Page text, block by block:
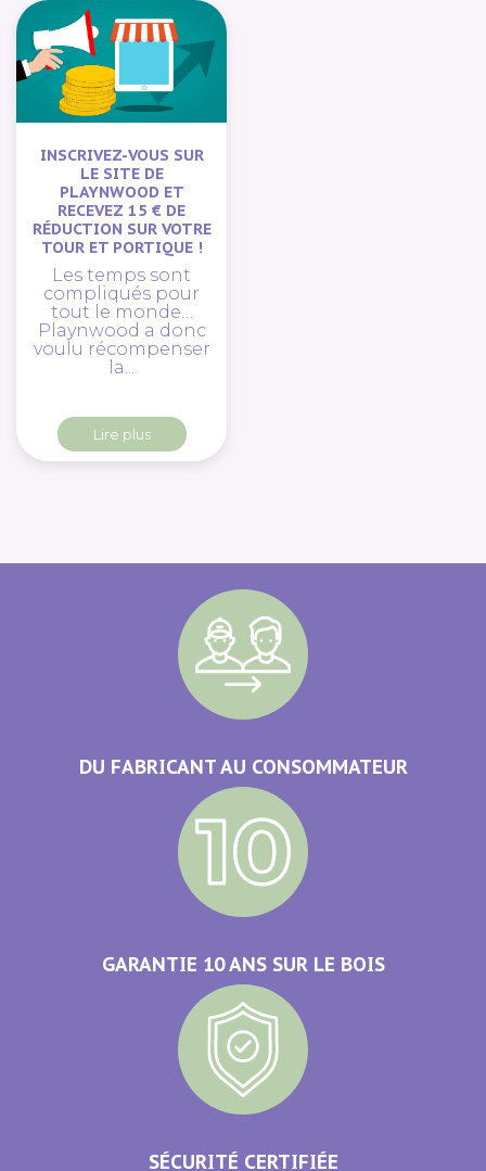
INSCRIVEZ-VOUS SUR
LE SITE DE
PLAYNWOOD ET
RECEVEZ 15 € DE
RÉDUCTION SUR VOTRE
TOUR ET PORTIQUE !
Les temps sont
compliqués pour
tout le monde…
Playnwood a donc
voulu récompenser
la...
Lire plus
DU FABRICANT AU CONSOMMATEUR
GARANTIE 10 ANS SUR LE BOIS
SÉCURITÉ CERTIFIÉE